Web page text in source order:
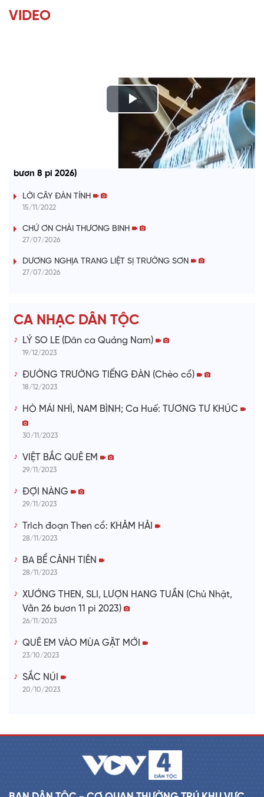
VIDEO
P
a
d
o
CHƯƠNG TRÌNH KHAY HENG TÀY - NÙNG (Thứ 7, vằn xo 8
bươn 8 pi 2026)
LỜI CÂY ĐÀN TÍNH
15/11/2022
CHỨ ƠN CHÀI THƯƠNG BINH
27/07/2026
DƯƠNG NGHỊA TRANG LIỆT SỊ TRƯỜNG SƠN
27/07/2026
CA NHẠC DÂN TỘC
LÝ SO LE (Dân ca Quảng Nam)
19/12/2023
ĐƯỜNG TRƯỜNG TIẾNG ĐÀN (Chèo cổ)
18/12/2023
HÒ MÁI NHÌ, NAM BÌNH; Ca Huế: TƯƠNG TƯ KHÚC
30/11/2023
VIỆT BẮC QUÊ EM
29/11/2023
ĐỢI NÀNG
29/11/2023
Trích đoạn Then cổ: KHẢM HẢI
28/11/2023
BA BỂ CẢNH TIÊN
28/11/2023
XƯỚNG THEN, SLI, LƯỢN HANG TUẦN (Chủ Nhật,
Vằn 26 bươn 11 pi 2023)
26/11/2023
QUÊ EM VÀO MÙA GẶT MỚI
23/10/2023
SẮC NÚI
20/10/2023